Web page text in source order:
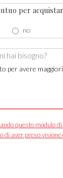
per
no
hai bisogno?
questo modulo
di aver preso